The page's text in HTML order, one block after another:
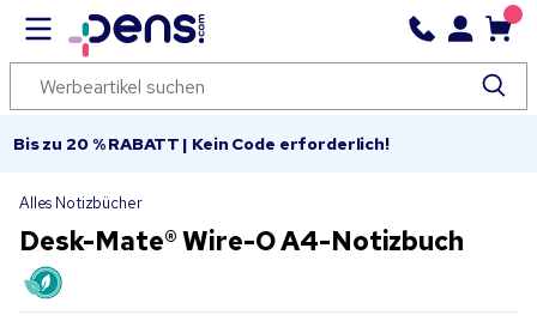
Bis zu 20 % RABATT | Kein Code erforderlich!
Alles Notizbücher
Desk-Mate® Wire-O A4-Notizbuch